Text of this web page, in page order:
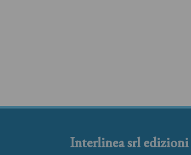
Interlinea srl edizioni